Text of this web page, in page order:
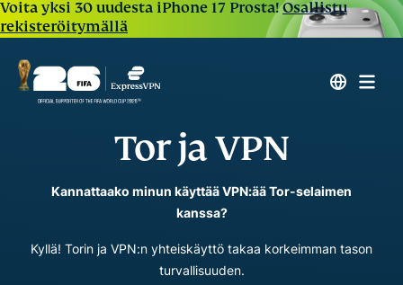
Voita yksi 30 uudesta iPhone 17 Prosta!Osallistu
rekisteröitymällä
Tor ja VPN
Kannattaako minun käyttää VPN:ää Tor-selaimen
kanssa?
Kyllä! Torin ja VPN:n yhteiskäyttö takaa korkeimman tason
turvallisuuden.